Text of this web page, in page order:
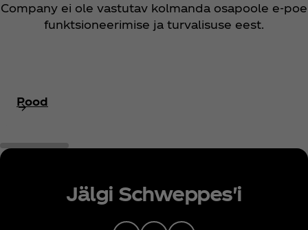
Company ei ole vastutav kolmanda osapoole e-poe
funktsioneerimise ja turvalisuse eest.
Pood
Jälgi Schweppes'i